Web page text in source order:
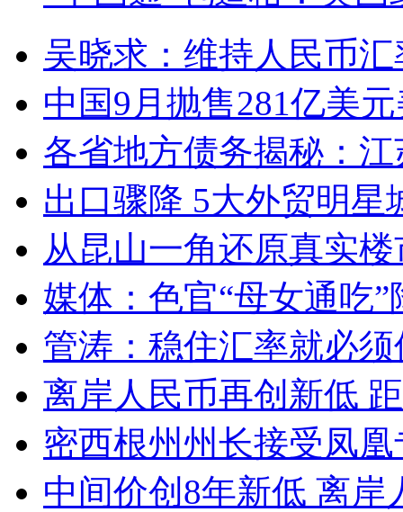
吴晓求：维持人民币
中国9月抛售281亿美
各省地方债务揭秘：
出口骤降 5大外贸明星
从昆山一角还原真实
媒体：色官“母女通吃
管涛：稳住汇率就必
离岸人民币再创新低
密西根州州长接受凤
中间价创8年新低 离岸